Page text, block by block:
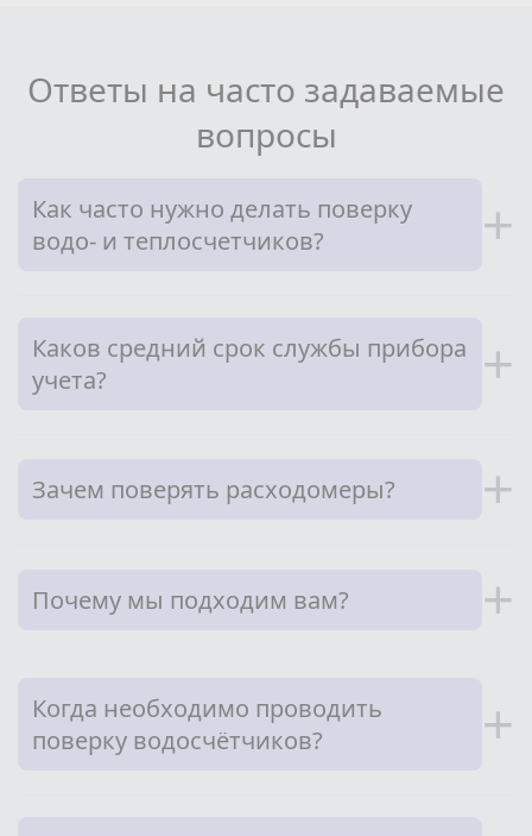
Ответы на часто задаваемые
вопросы
Как часто нужно делать поверку
водо- и теплосчетчиков?
+
Каков средний срок службы прибора
учета?
+
Зачем поверять расходомеры? +
Почему мы подходим вам? +
Когда необходимо проводить
поверку водосчётчиков?
+